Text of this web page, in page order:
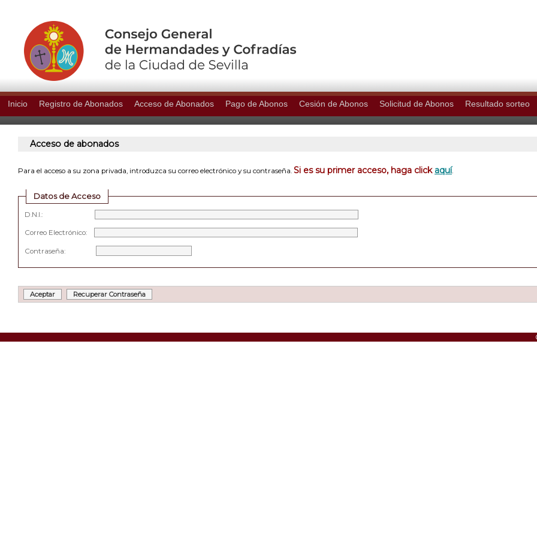
Inicio Registro de Abonados Acceso de Abonados Pago de Abonos Cesión de Abonos Solicitud de Abonos Resultado sorteo
Acceso de abonados
Para el acceso a su zona privada, introduzca su correo electrónico y su contraseña. Si es su primer acceso, haga click aquí.
Datos de Acceso
D.N.I.:
Correo Electrónico:
Contraseña: